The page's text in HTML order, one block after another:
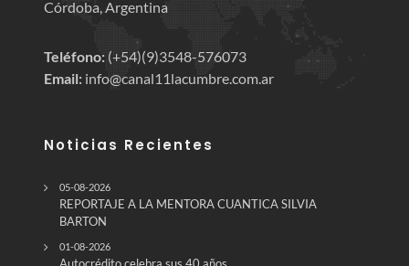
Córdoba, Argentina
Teléfono: (+54)(9)3548-576073
Email: info@canal11lacumbre.com.ar
Noticias Recientes
05-08-2026
REPORTAJE A LA MENTORA CUANTICA SILVIA
BARTON
01-08-2026